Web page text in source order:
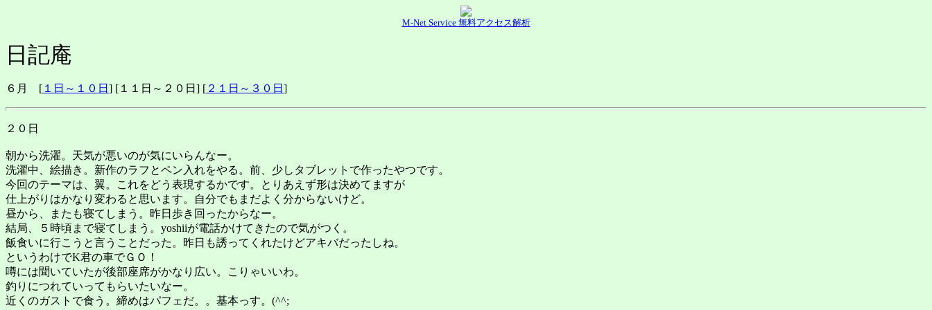
M-Net Service 無料アクセス解析
日記庵
６月 [ １日～１０日 ] [１１日～２０日] [ ２１日～３０日 ]
２０日
朝から洗濯。天気が悪いのが気にいらんなー。
洗濯中、絵描き。新作のラフとペン入れをやる。前、少しタブレットで作ったやつです。
今回のテーマは、翼。これをどう表現するかです。とりあえず形は決めてますが
仕上がりはかなり変わると思います。自分でもまだよく分からないけど。
昼から、またも寝てしまう。昨日歩き回ったからなー。
結局、５時頃まで寝てしまう。yoshiiが電話かけてきたので気がつく。
飯食いに行こうと言うことだった。昨日も誘ってくれたけどアキバだったしね。
というわけでK君の車でＧＯ！
噂には聞いていたが後部座席がかなり広い。こりゃいいわ。
釣りにつれていってもらいたいなー。
近くのガストで食う。締めはパフェだ。。基本っす。(^^;